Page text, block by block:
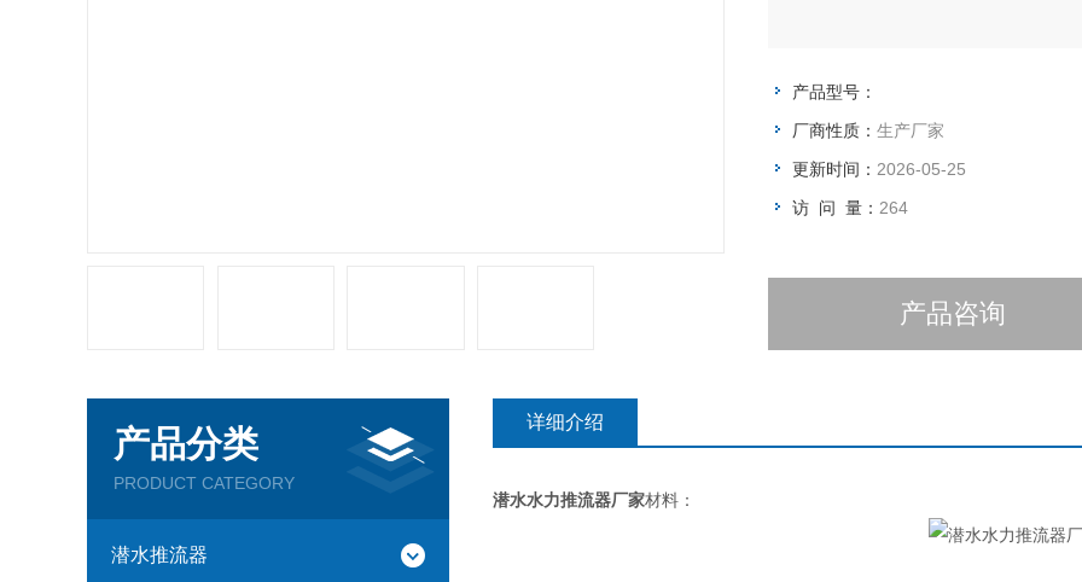
产品型号：
厂商性质： 生产厂家
更新时间： 2026-05-25
访 问 量： 264
产品咨询
产品分类
PRODUCT CATEGORY
潜水推流器
详细介绍
潜水水力推流器厂家材料：